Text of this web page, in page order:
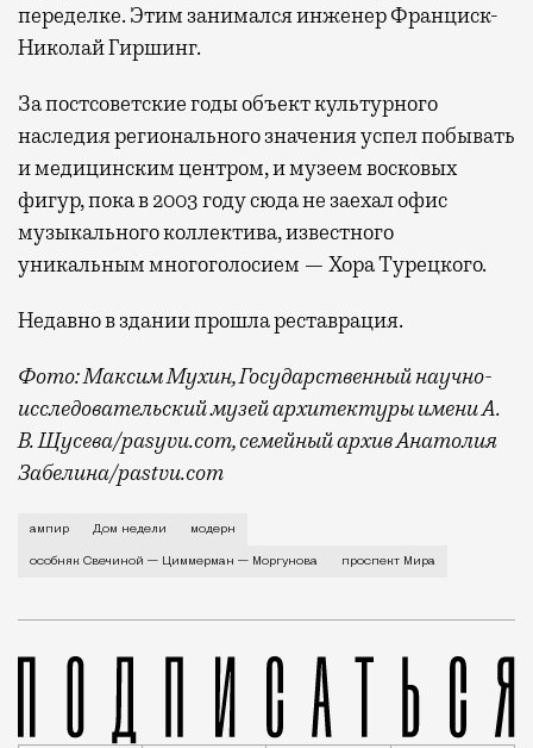
переделке. Этим занимался инженер Франциск-
Николай Гиршинг.
За постсоветские годы объект культурного
наследия регионального значения успел побывать
и медицинским центром, и музеем восковых
фигур, пока в 2003 году сюда не заехал офис
музыкального коллектива, известного
уникальным многоголосием — Хора Турецкого.
Недавно в здании прошла реставрация.
Фото: Максим Мухин, Государственный научно-
исследовательский музей архитектуры имени А.
В. Щусева/pasyvu.com, семейный архив Анатолия
Забелина/pastvu.com
История каменного строения в Мещанской
ампир Дом недели модерн
особняк Свечиной — Циммерман — Моргунова проспект Мира